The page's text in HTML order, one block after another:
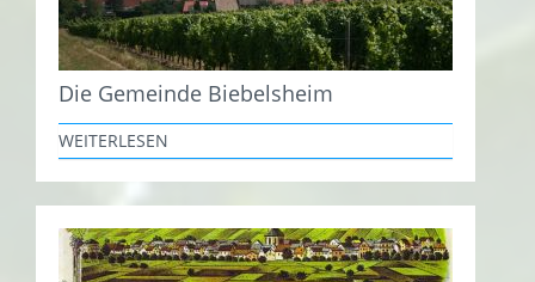
Die Gemeinde Biebelsheim
WEITERLESEN